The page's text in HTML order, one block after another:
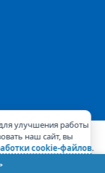
улучшения работы
наш сайт, вы
cookie-файлов.